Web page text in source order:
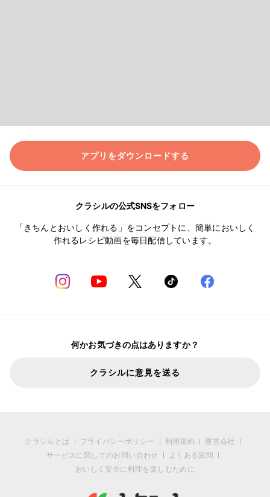
アプリをダウンロードする
クラシルの公式SNSをフォロー
「きちんとおいしく作れる」をコンセプトに、簡単においしく
作れるレシピ動画を毎日配信しています。
何かお気づきの点はありますか？
クラシルに意見を送る
クラシルとは プライバシーポリシー 利用規約
運営会社
サービスに関してのお問い合わせ
よくある質問
おいしく安全に料理を楽しむために